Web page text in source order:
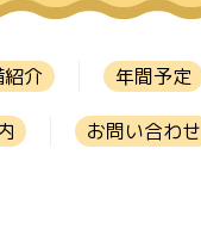
介 年間予定
お問い合わせ